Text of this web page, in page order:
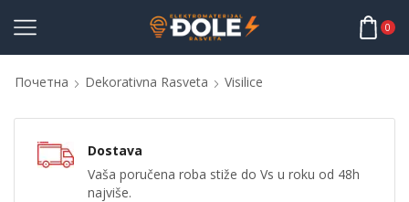
0
Почетна Dekorativna Rasveta Visilice
Dostava
Vaša poručena roba stiže do Vs u roku od 48h
najviše.